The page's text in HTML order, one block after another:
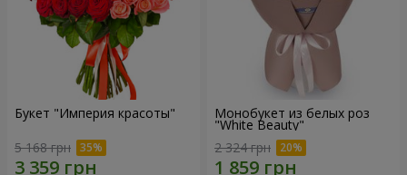
Букет "Империя красоты"
5 168 грн
Монобукет из белых роз
"White Beauty"
2 324 грн